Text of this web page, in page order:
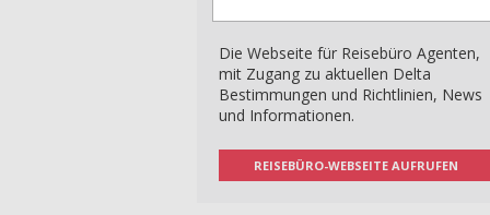
Die Webseite für Reisebüro Agenten,
mit Zugang zu aktuellen Delta
Bestimmungen und Richtlinien, News
und Informationen.
REISEBÜRO-WEBSEITE AUFRUFEN